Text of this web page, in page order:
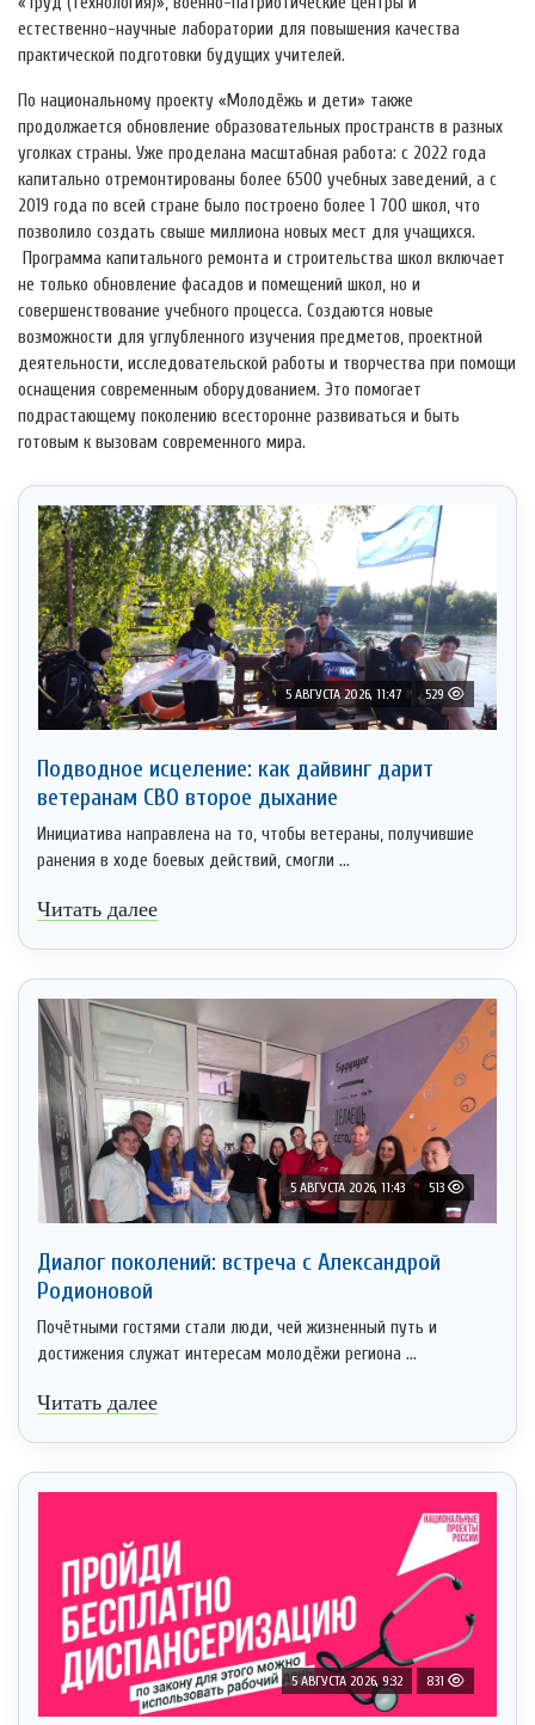
естественно-научные лаборатории для повышения качества
практической подготовки будущих учителей.
По национальному проекту «Молодёжь и дети» также
продолжается обновление образовательных пространств в разных
уголках страны. Уже проделана масштабная работа: с 2022 года
капитально отремонтированы более 6500 учебных заведений, а с
2019 года по всей стране было построено более 1 700 школ, что
позволило создать свыше миллиона новых мест для учащихся.
Программа капитального ремонта и строительства школ включает
не только обновление фасадов и помещений школ, но и
совершенствование учебного процесса. Создаются новые
возможности для углубленного изучения предметов, проектной
деятельности, исследовательской работы и творчества при помощи
оснащения современным оборудованием. Это помогает
подрастающему поколению всесторонне развиваться и быть
готовым к вызовам современного мира.
5 АВГУСТА 2026, 11:47 529
Подводное исцеление: как дайвинг дарит
ветеранам СВО второе дыхание
Инициатива направлена на то, чтобы ветераны, получившие
ранения в ходе боевых действий, смогли ...
Читать далее
5 АВГУСТА 2026, 11:43 513
Диалог поколений: встреча с Александрой
Родионовой
Почётными гостями стали люди, чей жизненный путь и
достижения служат интересам молодёжи региона ...
Читать далее
5 АВГУСТА 2026, 9:32 831